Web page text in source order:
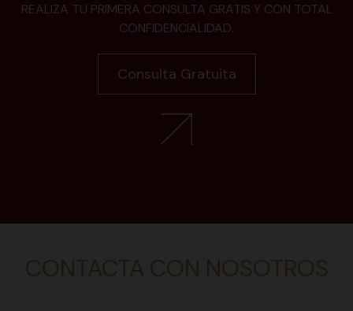
REALIZA TU PRIMERA CONSULTA GRATIS Y CON TOTAL
CONFIDENCIALIDAD.
Consulta Gratuita
CONTACTA CON NOSOTROS